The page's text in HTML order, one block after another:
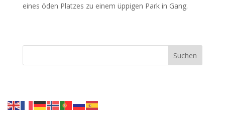
eines öden Platzes zu einem üppigen Park in Gang.
Suchen